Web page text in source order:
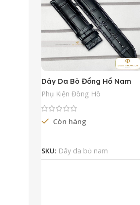
Dây Da Bò Đồng Hồ Nam
Phụ Kiện Đồng Hồ
Còn hàng
SKU: Dây da bò nam